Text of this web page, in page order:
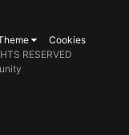
Cookies
RESERVED